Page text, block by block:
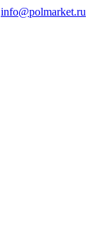
info@polmarket.ru